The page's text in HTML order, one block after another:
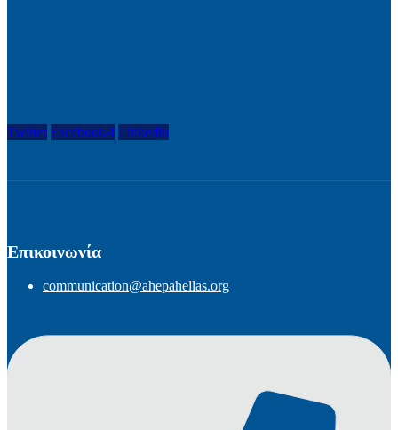
Twitter Facebook-f Linkedin
Επικοινωνία
communication@ahepahellas.org